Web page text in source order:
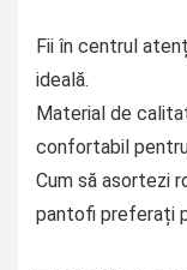
Fii în centrul
ideală.
Material de
confortabil
Cum să asortezi
pantofi preferați